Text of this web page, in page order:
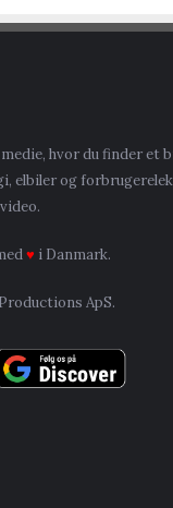
hvor du finder et
elbiler og
♥ i Danmark.
ApS.